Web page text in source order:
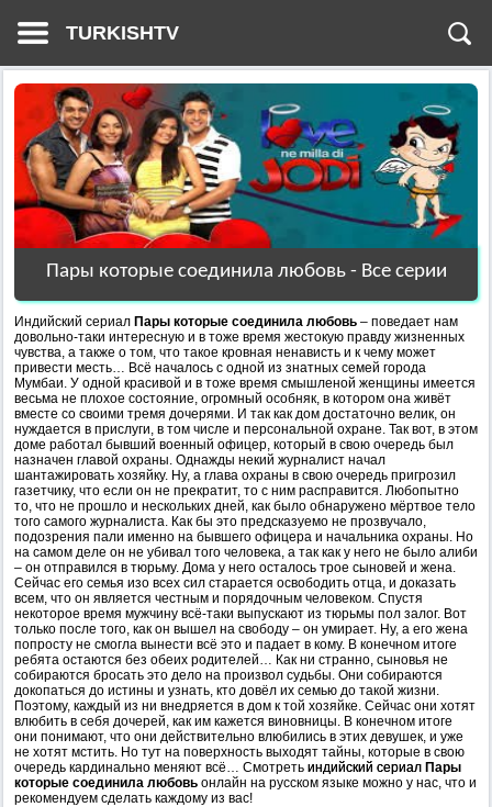
TURKISHTV
Пары которые соединила любовь - Все серии
Индийский сериал Пары которые соединила любовь – поведает нам
довольно-таки интересную и в тоже время жестокую правду жизненных
чувства, а также о том, что такое кровная ненависть и к чему может
привести месть… Всё началось с одной из знатных семей города
Мумбаи. У одной красивой и в тоже время смышленой женщины имеется
весьма не плохое состояние, огромный особняк, в котором она живёт
вместе со своими тремя дочерями. И так как дом достаточно велик, он
нуждается в прислуги, в том числе и персональной охране. Так вот, в этом
доме работал бывший военный офицер, который в свою очередь был
назначен главой охраны. Однажды некий журналист начал
шантажировать хозяйку. Ну, а глава охраны в свою очередь пригрозил
газетчику, что если он не прекратит, то с ним расправится. Любопытно
то, что не прошло и нескольких дней, как было обнаружено мёртвое тело
того самого журналиста. Как бы это предсказуемо не прозвучало,
подозрения пали именно на бывшего офицера и начальника охраны. Но
на самом деле он не убивал того человека, а так как у него не было алиби
– он отправился в тюрьму. Дома у него осталось трое сыновей и жена.
Сейчас его семья изо всех сил старается освободить отца, и доказать
всем, что он является честным и порядочным человеком. Спустя
некоторое время мужчину всё-таки выпускают из тюрьмы пол залог. Вот
только после того, как он вышел на свободу – он умирает. Ну, а его жена
попросту не смогла вынести всё это и падает в кому. В конечном итоге
ребята остаются без обеих родителей… Как ни странно, сыновья не
собираются бросать это дело на произвол судьбы. Они собираются
докопаться до истины и узнать, кто довёл их семью до такой жизни.
Поэтому, каждый из ни внедряется в дом к той хозяйке. Сейчас они хотят
влюбить в себя дочерей, как им кажется виновницы. В конечном итоге
они понимают, что они действительно влюбились в этих девушек, и уже
не хотят мстить. Но тут на поверхность выходят тайны, которые в свою
очередь кардинально меняют всё… Смотреть индийский сериал Пары
которые соединила любовь онлайн на русском языке можно у нас, что и
рекомендуем сделать каждому из вас!